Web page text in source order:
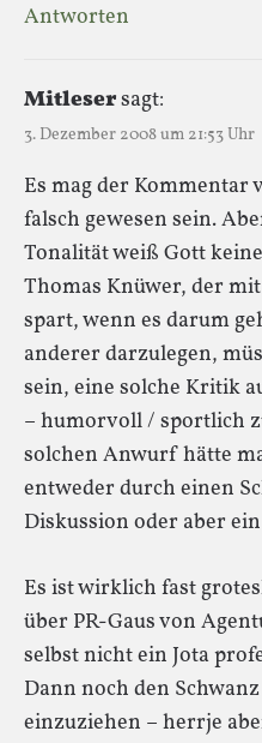
Antworten
Mitlesersagt:
3. Dezember 2008 um 21:53 Uhr
Es mag der
falsch gewesen sein.
Tonalität weiß Gott
Thomas Knüwer, der
spart, wenn es darum
anderer darzulegen,
sein, eine solche Kritik
– humorvoll / sportlich
solchen Anwurf hätte
entweder durch einen
Diskussion oder aber
Es ist wirklich fast
über PR-Gaus von
selbst nicht ein Jota
Dann noch den
einzuziehen – herrje